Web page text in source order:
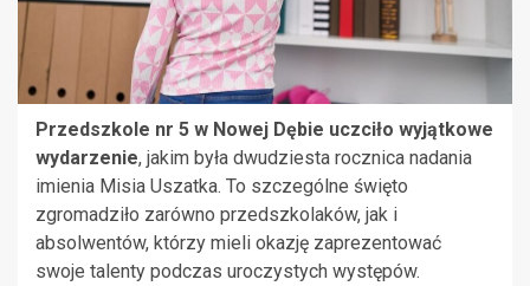
Przedszkole nr 5 w Nowej Dębie uczciło wyjątkowe
wydarzenie, jakim była dwudziesta rocznica nadania
imienia Misia Uszatka. To szczególne święto
zgromadziło zarówno przedszkolaków, jak i
absolwentów, którzy mieli okazję zaprezentować
swoje talenty podczas uroczystych występów.